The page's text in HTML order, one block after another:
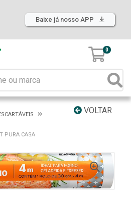
Baixe já nosso APP
0
VOLTAR
PURA CASA